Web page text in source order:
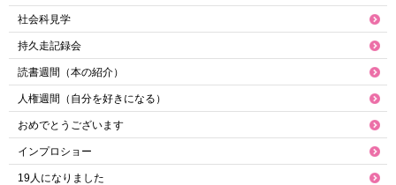
社会科見学
持久走記録会
読書週間（本の紹介）
人権週間（自分を好きになる）
おめでとうございます
インプロショー
19人になりました